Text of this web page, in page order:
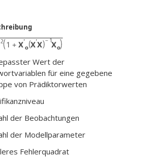
Wert der
für eine gegebene
von Prädiktorwerten
der Beobachtungen
der Modellparameter
Fehlerquadrat